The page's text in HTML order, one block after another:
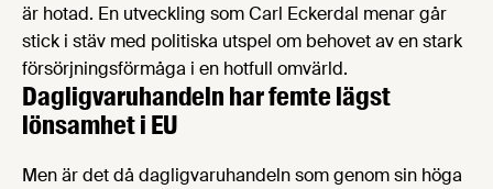
är hotad. En utveckling som Carl Eckerdal menar går
stick i stäv med politiska utspel om behovet av en stark
försörjningsförmåga i en hotfull omvärld.
Dagligvaruhandeln har femte lägst
lönsamhet i EU
Men är det då dagligvaruhandeln som genom sin höga